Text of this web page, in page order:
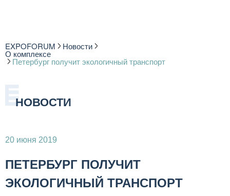
EXPOFORUM Новости
О комплексе
Петербург получит экологичный транспорт
НОВОСТИ
20 июня 2019
ПЕТЕРБУРГ ПОЛУЧИТ
ЭКОЛОГИЧНЫЙ ТРАНСПОРТ